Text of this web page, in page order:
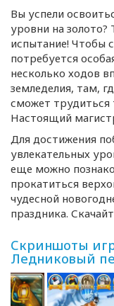
Вы успели
уровни на золото?
испытание! Чтобы
потребуется
несколько ходов
земледелия, там,
сможет
Настоящий
Для достижения
увлекательных
еще можно
прокатиться
чудесной
праздника.
Скриншоты
Ледниковый